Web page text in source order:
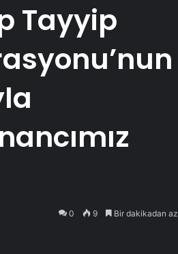
Tayyip
0 9 Bir dakikadan az